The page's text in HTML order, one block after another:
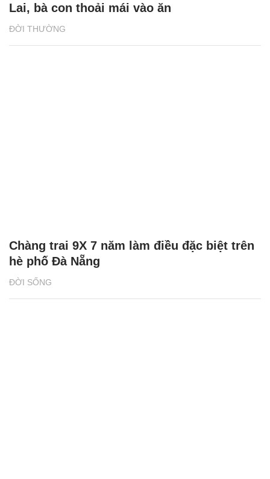
ĐỜI THƯỜNG
Lai, bà con thoải mái vào ăn
ĐỜI SỐNG
Chàng trai 9X 7 năm làm điều đặc biệt trên
hè phố Đà Nẵng